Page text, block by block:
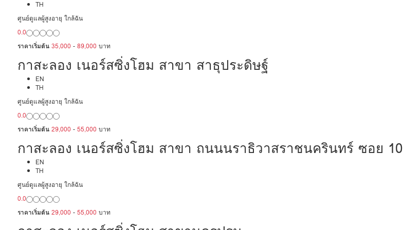
TH
ศูนย์ดูแลผู้สูงอายุ ใกล้ฉัน
0.0
ราคาเริ่มต้น 35,000 - 89,000 บาท
กาสะลอง เนอร์สซิ่งโฮม สาขา สาธุประดิษฐ์
EN
TH
ศูนย์ดูแลผู้สูงอายุ ใกล้ฉัน
0.0
ราคาเริ่มต้น 29,000 - 55,000 บาท
กาสะลอง เนอร์สซิ่งโฮม สาขา ถนนนราธิวาสราชนครินทร์ ซอย 10
EN
TH
ศูนย์ดูแลผู้สูงอายุ ใกล้ฉัน
0.0
ราคาเริ่มต้น 29,000 - 55,000 บาท